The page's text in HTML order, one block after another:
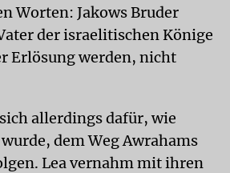
Worten: Jakows Bruder
der israelitischen Könige
Erlösung werden, nicht
allerdings dafür, wie
dem Weg Awrahams
Lea vernahm mit ihren